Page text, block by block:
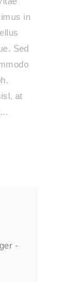
in
Sed
at
-